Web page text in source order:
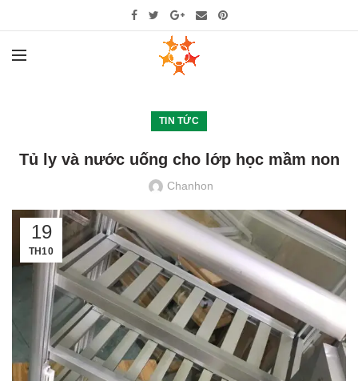
TIN TỨC
Tủ ly và nước uống cho lớp học mầm non
Chanhon
19
TH10